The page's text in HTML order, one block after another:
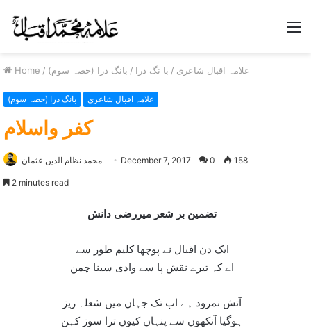
Home / علامہ اقبال شاعری / با نگ درا / بانگ درا (حصہ سوم)
بانگ درا (حصہ سوم) علامہ اقبال شاعری
کفر واسلام
محمد نظام الدین عثمان December 7, 2017 0 158
2 minutes read
تضمين بر شعر ميررضی دانش
ايک دن اقبال نے پوچھا کليم طور سے
اے کہ تيرے نقش پا سے وادی سينا چمن
آتش نمرود ہے اب تک جہاں ميں شعلہ ريز
ہوگيا آنکھوں سے پنہاں کيوں ترا سوز کہن